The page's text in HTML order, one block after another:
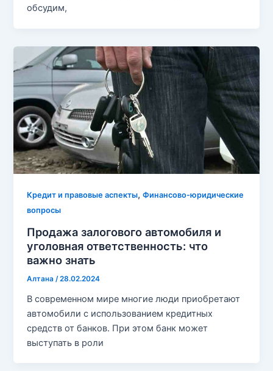
обсудим,
Кредит и правовые аспекты,Финансово-юридические
вопросы
Продажа залогового автомобиля и
уголовная ответственность: что
важно знать
Алтана /28.02.2024
В современном мире многие люди приобретают
автомобили с использованием кредитных
средств от банков. При этом банк может
выступать в роли